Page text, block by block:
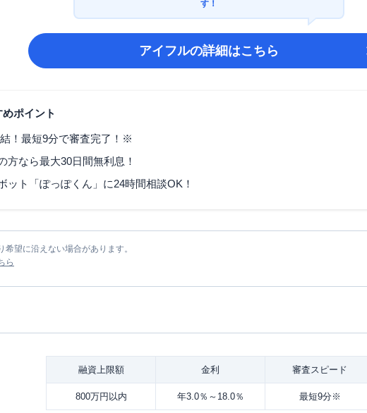
す！
アイフルの詳細はこちら
めポイント
！最短9分で審査完了！※
方なら最大30日間無利息！
ット「ぽっぽくん」に24時間相談OK！
希望に沿えない場合があります。
ら
融資上限額 金利 審査スピード
800万円以内 年3.0％～18.0％ 最短9分※